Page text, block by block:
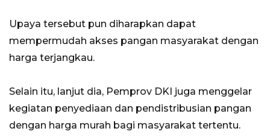
Upaya tersebut pun diharapkan dapat
mempermudah akses pangan masyarakat dengan
harga terjangkau.
Selain itu, lanjut dia, Pemprov DKI juga menggelar
kegiatan penyediaan dan pendistribusian pangan
dengan harga murah bagi masyarakat tertentu.